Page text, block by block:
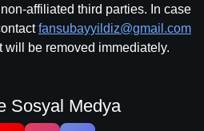
affiliated third parties. In case
fansubayyildiz@gmail.com
will be removed immediately.
Sosyal Medya